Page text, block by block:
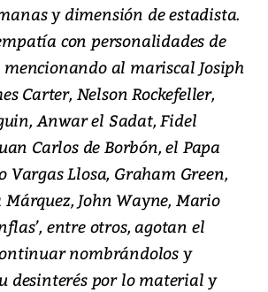
y dimensión de estadista.
con personalidades de
al mariscal Josiph
Carter, Nelson Rockefeller,
Anwar el Sadat, Fidel
Carlos de Borbón, el Papa
Vargas Llosa, Graham Green,
John Wayne, Mario
entre otros, agotan el
nombrándolos y
desinterés por lo material y